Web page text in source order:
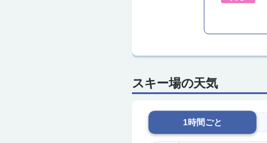
スキー場の天気
1時間ごと